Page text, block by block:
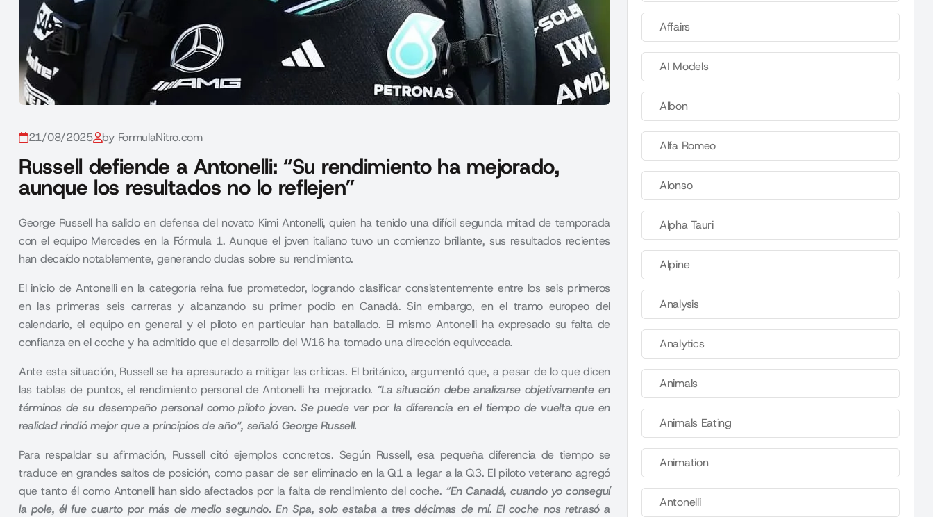
21/08/2025 by FormulaNitro.com
Russell defiende a Antonelli: “Su rendimiento ha mejorado,
aunque los resultados no lo reflejen”
George Russell ha salido en defensa del novato Kimi Antonelli, quien ha tenido una difícil segunda mitad de temporada
con el equipo Mercedes en la Fórmula 1. Aunque el joven italiano tuvo un comienzo brillante, sus resultados recientes
han decaído notablemente, generando dudas sobre su rendimiento.
El inicio de Antonellien la categoría reina fue prometedor, logrando clasificar consistentemente entre los seis primeros
en las primeras seis carreras y alcanzando su primer podio en Canadá. Sin embargo, en el tramo europeo del
calendario, el equipo en general y el piloto en particular han batallado. El mismo Antonelli ha expresado su falta de
confianza en el coche y ha admitido que el desarrollo del W16 ha tomado una dirección equivocada.
Ante esta situación, Russell se ha apresurado a mitigar las críticas. El británico, argumentó que, a pesar de lo que dicen
las tablas de puntos, el rendimiento personal de Antonelli ha mejorado. “La situación debe analizarse objetivamente en
términos de su desempeño personal como piloto joven. Se puede ver por la diferencia en el tiempo de vuelta que en
realidad rindió mejor que a principios de año”, señaló George Russell.
Para respaldar su afirmación, Russell citó ejemplos concretos. Según Russell, esa pequeña diferencia de tiempo se
traduce en grandes saltos de posición, como pasar de ser eliminado en la Q1 a llegar a la Q3. El piloto veterano agregó
que tanto él como Antonelli han sido afectados por la falta de rendimiento del coche. “En Canadá, cuando yo conseguí
la pole, él fue cuarto por más de medio segundo. En Spa, solo estaba a tres décimas de mí. El coche nos retrasó a
Affairs
AI Models
Albon
Alfa Romeo
Alonso
Alpha Tauri
Alpine
Analysis
Analytics
Animals
Animals Eating
Animation
Antonelli